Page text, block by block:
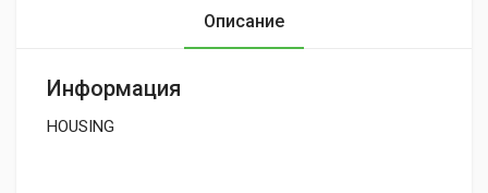
Описание
Информация
HOUSING